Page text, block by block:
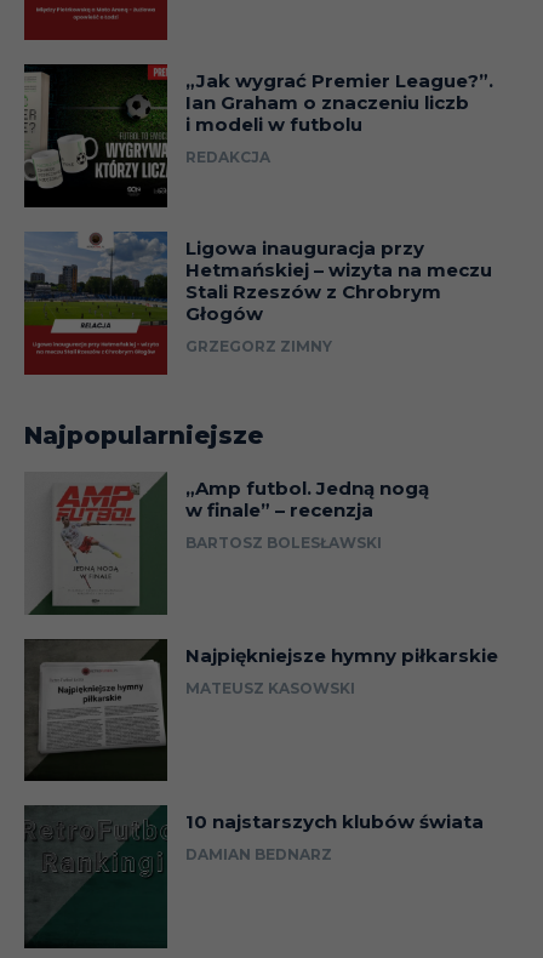
„Jak wygrać Premier League?”.
Ian Graham o znaczeniu liczb
i modeli w futbolu
REDAKCJA
Ligowa inauguracja przy
Hetmańskiej – wizyta na meczu
Stali Rzeszów z Chrobrym
Głogów
GRZEGORZ ZIMNY
Najpopularniejsze
„Amp futbol. Jedną nogą
w finale” – recenzja
BARTOSZ BOLESŁAWSKI
Najpiękniejsze hymny piłkarskie
MATEUSZ KASOWSKI
10 najstarszych klubów świata
DAMIAN BEDNARZ